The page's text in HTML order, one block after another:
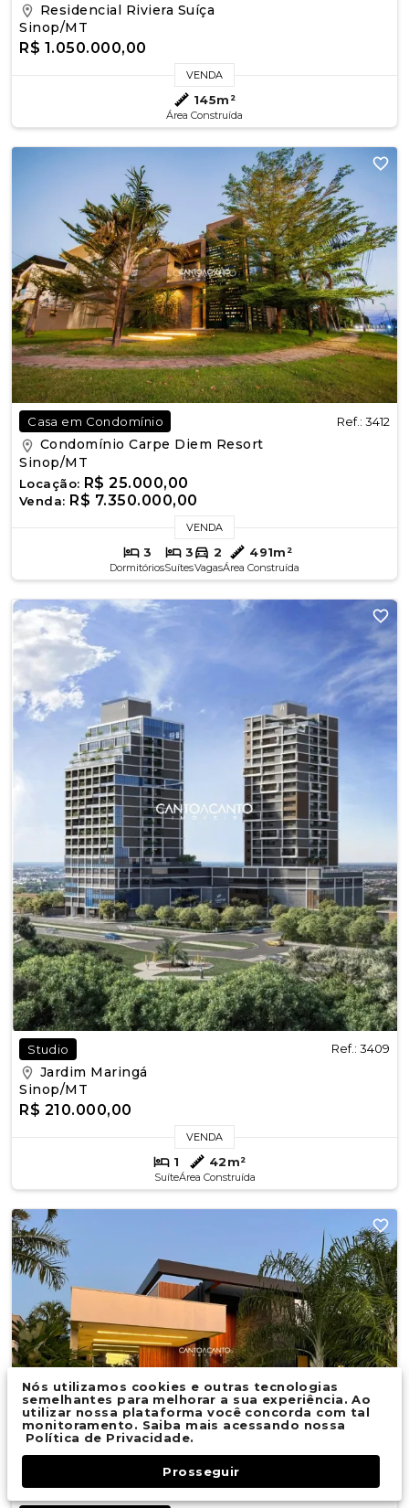
Residencial Riviera Suíça
Sinop/MT
R$ 1.050.000,00
VENDA
145m²
Área Construída
Casa em Condomínio Ref.: 3412
Condomínio Carpe Diem Resort
Sinop/MT
Locação: R$ 25.000,00
Venda: R$ 7.350.000,00
VENDA
3
Dormitórios
3
Suítes
2
Vagas
491m²
Área Construída
Studio Ref.: 3409
Jardim Maringá
Sinop/MT
R$ 210.000,00
VENDA
1
Suíte
42m²
Área Construída
Nós utilizamos cookies e outras tecnologias
semelhantes para melhorar a sua experiência. Ao
utilizar nossa plataforma você concorda com tal
monitoramento. Saiba mais acessando nossa
Política de Privacidade.
Prosseguir